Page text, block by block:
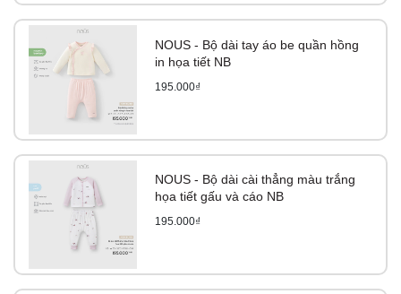
NOUS - Bộ dài tay áo be quần hồng
in họa tiết NB
195.000₫
NOUS - Bộ dài cài thẳng màu trắng
họa tiết gấu và cáo NB
195.000₫